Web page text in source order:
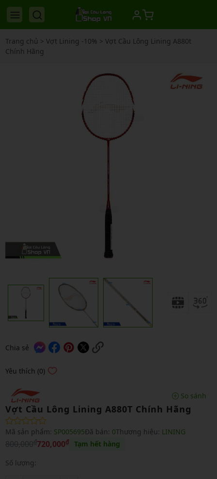
Trang chủ > Vợt Lining -10% > Vợt Cầu Lông Lining A880t
Chính Hãng
Chia sẻ
Yêu thích (0)
So sánh
Vợt Cầu Lông Lining A880T Chính Hãng
Mã sản phẩm: SP005695Đã bán: 0Thương hiệu: LINING
720,000₫
800,000₫ Tạm hết hàng
Số lượng: